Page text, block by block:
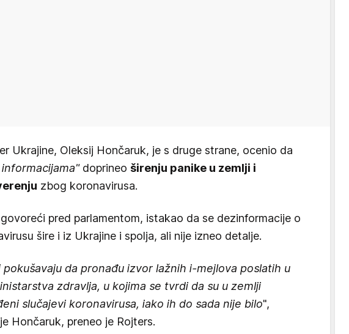
Ukrajine, Oleksij Hončaruk, je s druge strane, ocenio da
doprineo širenju panike u zemlji i
zbog koronavirusa.
pred parlamentom, istakao da se dezinformacije o
šire i iz Ukrajine i spolja, ali nije izneo detalje.
pokušavaju da pronađu izvor lažnih i-mejlova poslatih u
zdravlja, u kojima se tvrdi da su u zemlji
slučajevi koronavirusa, iako ih do sada nije bilo",
Hončaruk, preneo je Rojters.